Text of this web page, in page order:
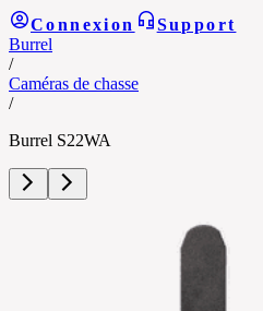
Connexion
Support
Burrel
/
Caméras de chasse
/
Burrel S22WA